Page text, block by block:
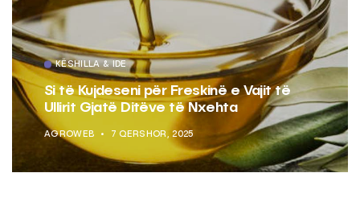
KËSHILLA & IDE
Si të Kujdeseni për Freskinë e Vajit të
Ullirit Gjatë Ditëve të Nxehta
AGROWEB 7 QERSHOR, 2025